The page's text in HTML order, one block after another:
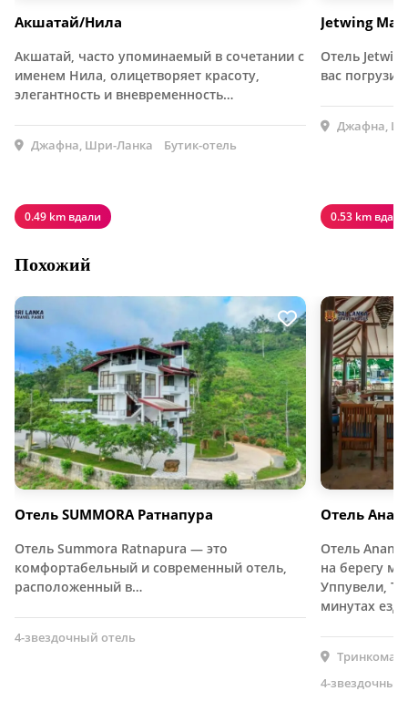
Акшатай/Нила
Акшатай, часто упоминаемый в сочетании с
именем Нила, олицетворяет красоту,
элегантность и вневременность…
Джафна, Шри-Ланка Бутик-отель
0.49 km вдали
Jetwing
Отель
вас
Джафна,
0.53 km вдали
Похожий
Отель SUMMORA Ратнапура
Отель Summora Ratnapura — это
комфортабельный и современный отель,
расположенный в…
4-звездочный отель
Отель
Отель
на берегу
Уппувели,
минутах
4-звездочный